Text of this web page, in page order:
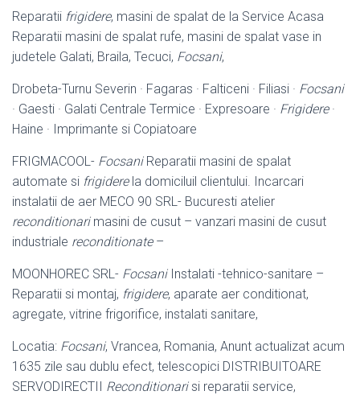
Reparatii frigidere, masini de spalat de la Service Acasa
Reparatii masini de spalat rufe, masini de spalat vase in
judetele Galati, Braila, Tecuci, Focsani,
Drobeta-Turnu Severin · Fagaras · Falticeni · Filiasi · Focsani
· Gaesti · Galati Centrale Termice · Expresoare · Frigidere·
Haine · Imprimante si Copiatoare
FRIGMACOOL- FocsaniReparatii masini de spalat
automate si frigiderela domiciluil clientului. Incarcari
instalatii de aer MECO 90 SRL- Bucuresti atelier
reconditionarimasini de cusut – vanzari masini de cusut
industriale reconditionate–
MOONHOREC SRL- FocsaniInstalati -tehnico-sanitare –
Reparatii si montaj, frigidere, aparate aer conditionat,
agregate, vitrine frigorifice, instalati sanitare,
Locatia: Focsani, Vrancea, Romania, Anunt actualizat acum
1635 zile sau dublu efect, telescopici DISTRIBUITOARE
SERVODIRECTII Reconditionarisi reparatii service,